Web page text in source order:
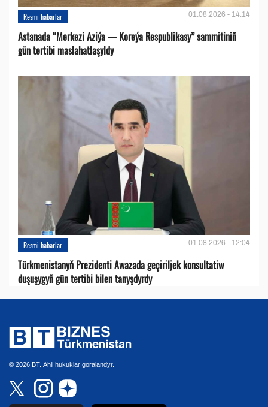
Resmi habarlar 01.08.2026 - 14:14
Astanada “Merkezi Aziýa — Koreýa Respublikasy” sammitiniň
gün tertibi maslahatlaşyldy
Resmi habarlar 01.08.2026 - 12:04
Türkmenistanyň Prezidenti Awazada geçiriljek konsultatiw
duşuşygyň gün tertibi bilen tanyşdyrdy
© 2026 BT. Ähli hukuklar goralandyr.